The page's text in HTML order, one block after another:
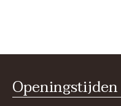
Openingstijden